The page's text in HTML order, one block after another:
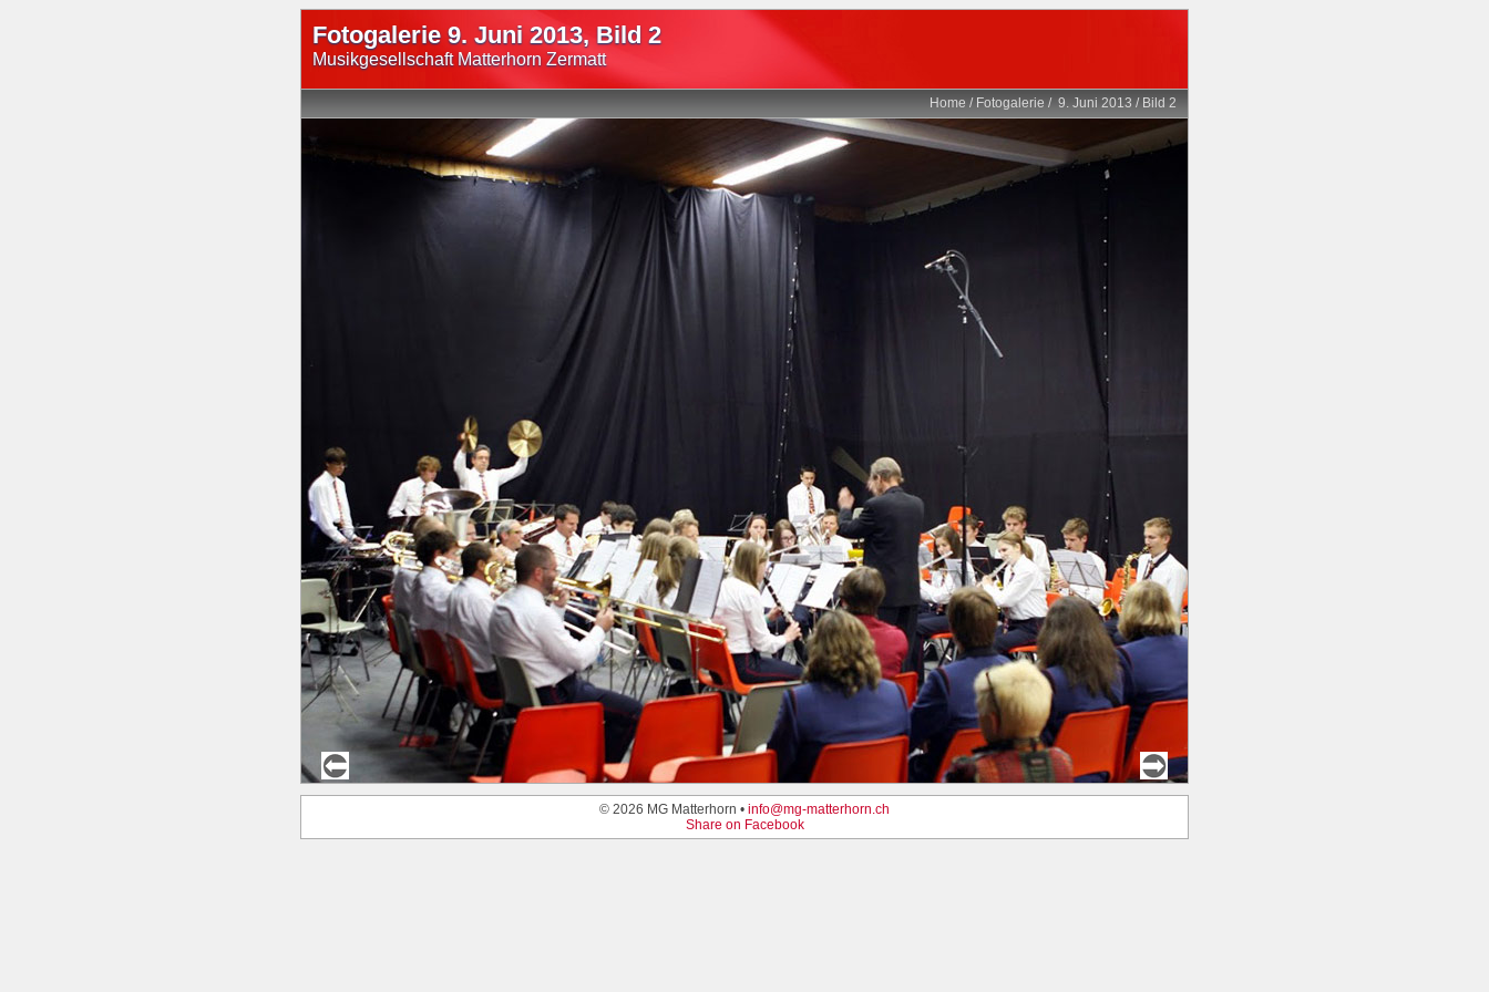
Fotogalerie 9. Juni 2013, Bild 2
Musikgesellschaft Matterhorn Zermatt
Home / Fotogalerie / 9. Juni 2013 / Bild 2
© 2026 MG Matterhorn • info@mg-matterhorn.ch
Share on Facebook